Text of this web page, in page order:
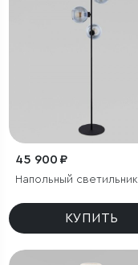
45 900 ₽
Напольный светильник
КУПИТЬ